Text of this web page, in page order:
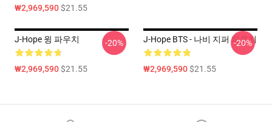
₩2,969,590$21.55
J-Hope 윙 파우치
₩2,969,590$21.55
-20% J-Hope BTS - 나비 지퍼 파우치
₩2,969,590$21.55
-20%